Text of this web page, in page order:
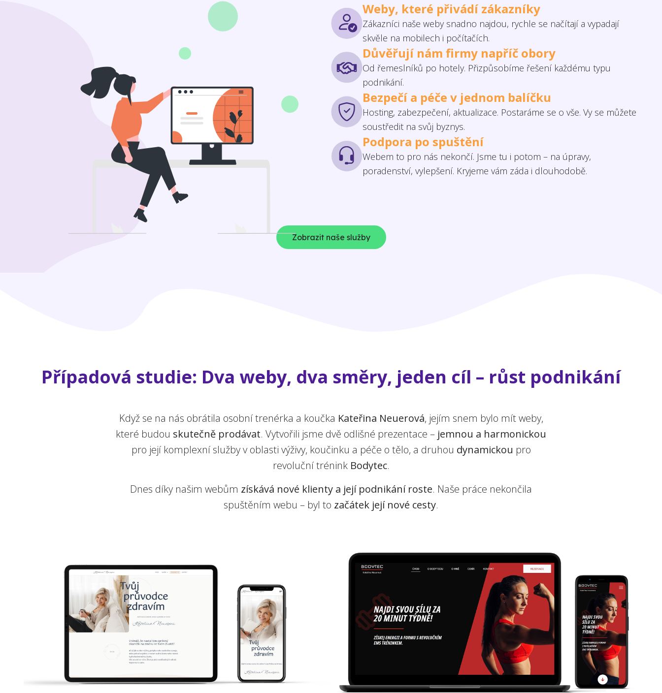
Weby, které přivádí zákazníky
Zákazníci naše weby snadno najdou, rychle se načítají a vypadají
skvěle na mobilech i počítačích.
Důvěřují nám firmy napříč obory
Od řemeslníků po hotely. Přizpůsobíme řešení každému typu
podnikání.
Bezpečí a péče v jednom balíčku
Hosting, zabezpečení, aktualizace. Postaráme se o vše. Vy se můžete
soustředit na svůj byznys.
Podpora po spuštění
Webem to pro nás nekončí. Jsme tu i potom – na úpravy,
poradenství, vylepšení. Kryjeme vám záda i dlouhodobě.
Zobrazit naše služby
Případová studie: Dva weby, dva směry, jeden cíl – růst podnikání
Když se na nás obrátila osobní trenérka a koučka Kateřina Neuerová, jejím snem bylo mít weby,
které budou skutečně prodávat. Vytvořili jsme dvě odlišné prezentace – jemnou a harmonickou
pro její komplexní služby v oblasti výživy, koučinku a péče o tělo, a druhou dynamickou pro
revoluční trénink Bodytec.
Dnes díky našim webům získává nové klienty a její podnikání roste. Naše práce nekončila
spuštěním webu – byl to začátek její nové cesty.